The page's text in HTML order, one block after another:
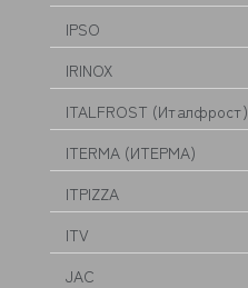
IPSO
IRINOX
ITALFROST (Италфрост)
ITERMA (ИТЕРМА)
ITPIZZA
ITV
JAC